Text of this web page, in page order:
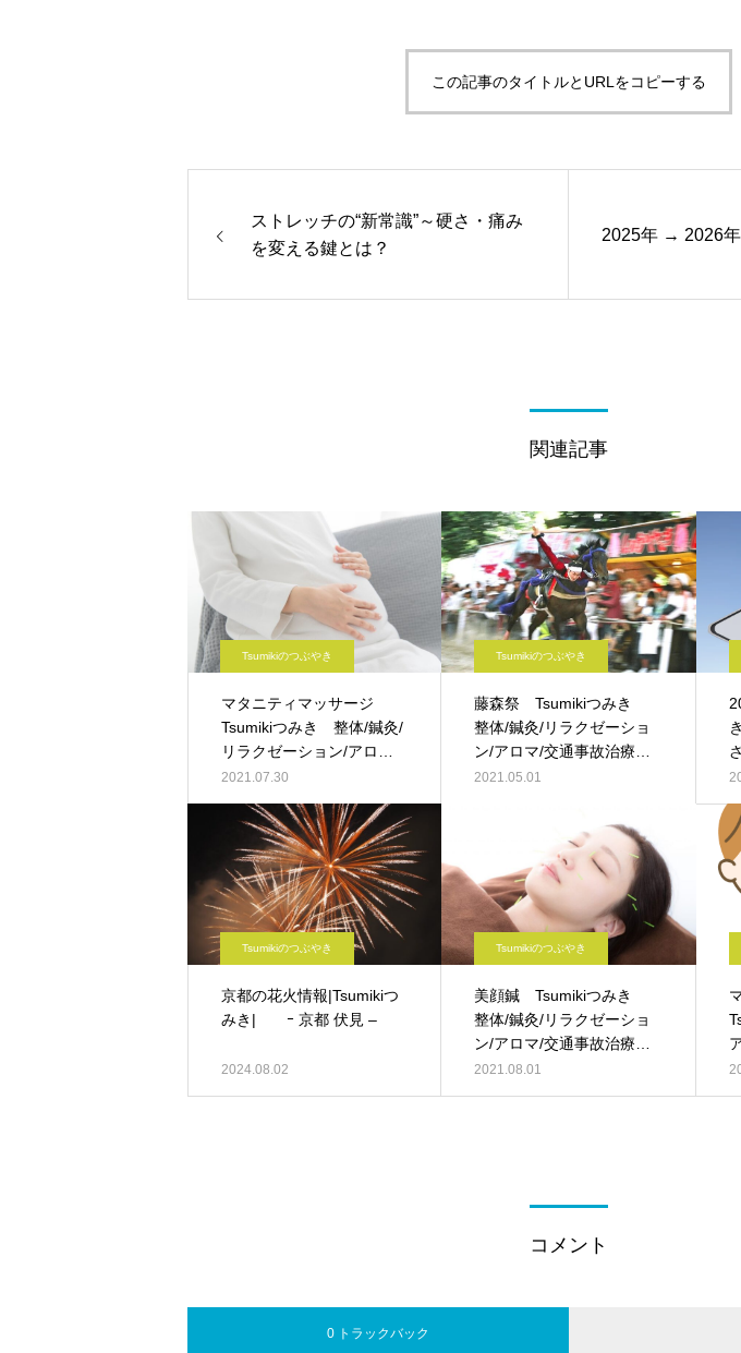
この記事のタイトルとURLをコピーする
ストレッチの“新常識”～硬さ・痛み
を変える鍵とは？
2025年 → 2026
関連記事
Tsumikiのつぶやき
マタニティマッサージ
Tsumikiつみき 整体/鍼灸/
リラクゼーション/アロマ/
交通事故治療 ｰ 京都 伏見
2021.07.30
Tsumikiのつぶやき
藤森祭 Tsumikiつみき
整体/鍼灸/リラクゼーショ
ン/アロマ/交通事故治療 ｰ
京都伏見 –
2021.05.01
Tsumikiのつぶやき
京都の花火情報|Tsumikiつ
みき| ｰ 京都 伏見 –
2024.08.02
Tsumikiのつぶやき
美顔鍼 Tsumikiつみき
整体/鍼灸/リラクゼーショ
ン/アロマ/交通事故治療 ｰ
京都 伏見 –
2021.08.01
コメント
0 トラックバック